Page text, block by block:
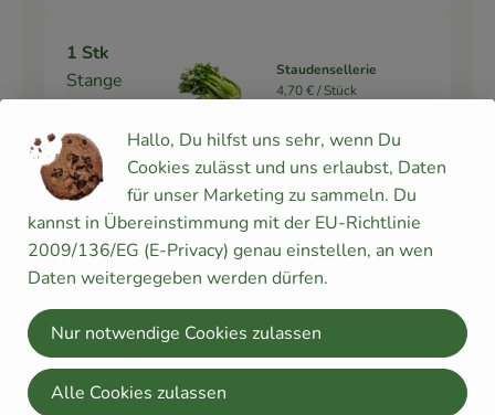
1 Stk
Stange
Sellerie
Auswahl ändern
Staudensellerie
4,70 € /Stück
Stück
Artikelanzahl
Gesamtpreis:4,70 €
200 g
Rote Bete
Rote Bete -neue Ernte
Hallo, Du hilfst uns sehr, wenn Du
Cookies zulässt und uns erlaubst, Daten
für unser Marketing zu sammeln. Du
kannst in Übereinstimmung mit der EU-Richtlinie
2009/136/EG (E-Privacy) genau einstellen, an wen
Daten weitergegeben werden dürfen.
Nur notwendige Cookies zulassen
Alle Cookies zulassen